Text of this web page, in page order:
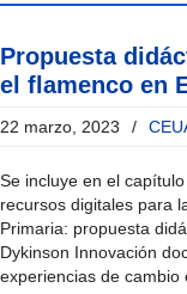
Propuesta
el flamenco en
22 marzo, 2023 /
Se incluye en el
recursos digitales para
Primaria: propuesta
Dykinson Innovación
experiencias de cambio